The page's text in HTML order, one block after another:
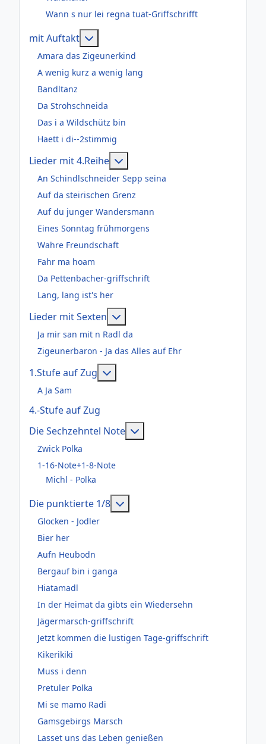
Wann s nur lei regna tuat-Griffschrifft
mit Auftakt
Amara das Zigeunerkind
A wenig kurz a wenig lang
Bandltanz
Da Strohschneida
Das i a Wildschütz bin
Haett i di--2stimmig
Lieder mit 4.Reihe
An Schindlschneider Sepp seina
Auf da steirischen Grenz
Auf du junger Wandersmann
Eines Sonntag frühmorgens
Wahre Freundschaft
Fahr ma hoam
Da Pettenbacher-griffschrift
Lang, lang ist's her
Lieder mit Sexten
Ja mir san mit n Radl da
Zigeunerbaron - Ja das Alles auf Ehr
1.Stufe auf Zug
A Ja Sam
4.-Stufe auf Zug
Die Sechzehntel Note
Zwick Polka
1-16-Note+1-8-Note
Michl - Polka
Die punktierte 1/8
Glocken - Jodler
Bier her
Aufn Heubodn
Bergauf bin i ganga
Hiatamadl
In der Heimat da gibts ein Wiedersehn
Jägermarsch-griffschrift
Jetzt kommen die lustigen Tage-griffschrift
Kikerikiki
Muss i denn
Pretuler Polka
Mi se mamo Radi
Gamsgebirgs Marsch
Lasset uns das Leben genießen